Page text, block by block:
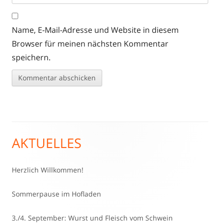
Name, E-Mail-Adresse und Website in diesem
Browser für meinen nächsten Kommentar
speichern.
Haupt-
Seitenleiste
AKTUELLES
Herzlich Willkommen!
Sommerpause im Hofladen
3./4. September: Wurst und Fleisch vom Schwein